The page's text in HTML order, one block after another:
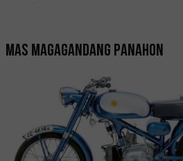
Mas magagandang panahon